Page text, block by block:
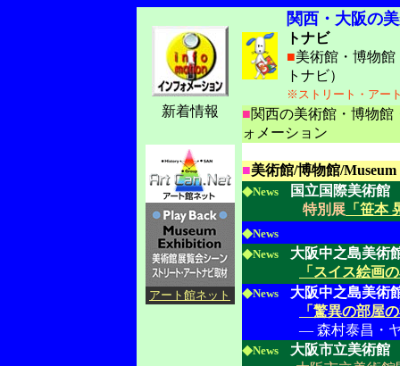
新着情報
アート館ネット
関西・大阪の
トナビ
■美術館・博物
トナビ）
※ストリート・アー
■関西の美術館・博物
ォメーション
■美術館/博物館/Museum
◆News 国立国際美術館
特別展 「笹本
◆News
◆News
大阪中之島美術
「スイス絵画
◆News
大阪中之島美術
「驚異の部屋
― 森村泰昌・
◆News 大阪市立美術館